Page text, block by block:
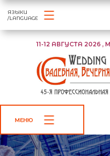
11-12 АВГУСТА 2026 ,
ЯЗЫКИ
/LANGUAGE
МЕНЮ